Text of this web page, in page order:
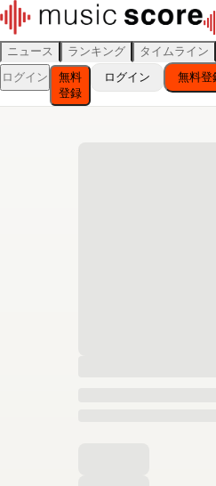
ニュース ランキング タイムライン
ログイン
無料
登録
ログイン 無料登